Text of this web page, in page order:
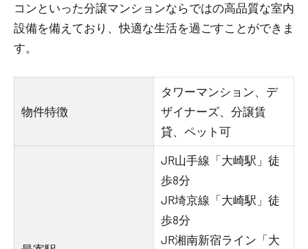
コンといった分譲マンションならではの高品質な室内
設備を備えており、快適な生活を過ごすことができま
す。
物件特徴
タワーマンション、デ
ザイナーズ、分譲賃
貸、ペット可
JR山手線「大崎駅」徒
歩8分
JR埼京線「大崎駅」徒
歩8分
JR湘南新宿ライン「大